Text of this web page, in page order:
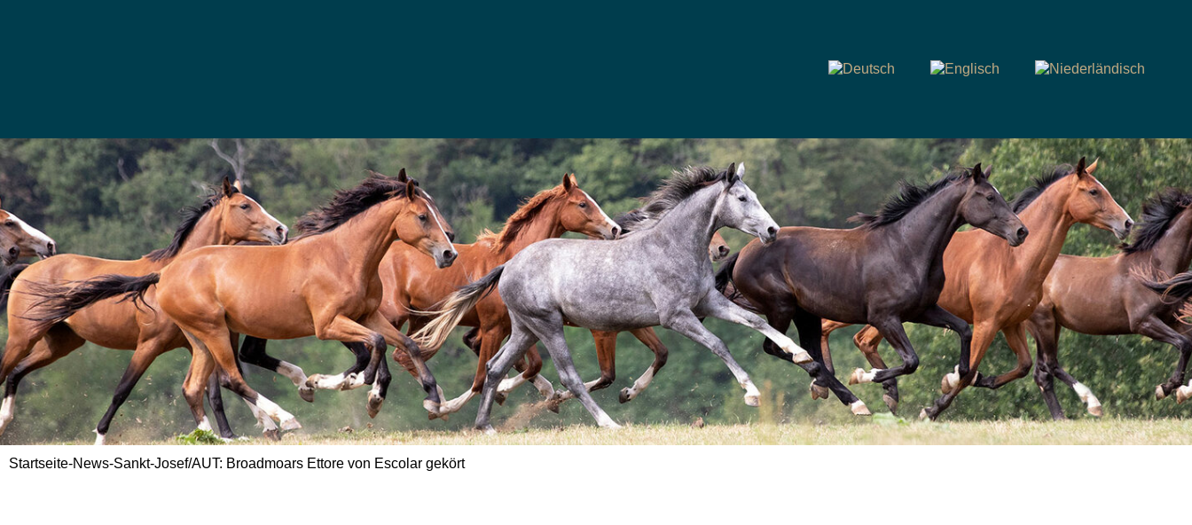
Startseite-News-Sankt-Josef/AUT: Broadmoars Ettore von Escolar gekört